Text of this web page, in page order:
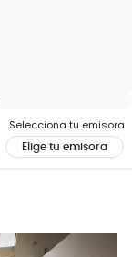
Selecciona tu emisora
Elige tu emisora